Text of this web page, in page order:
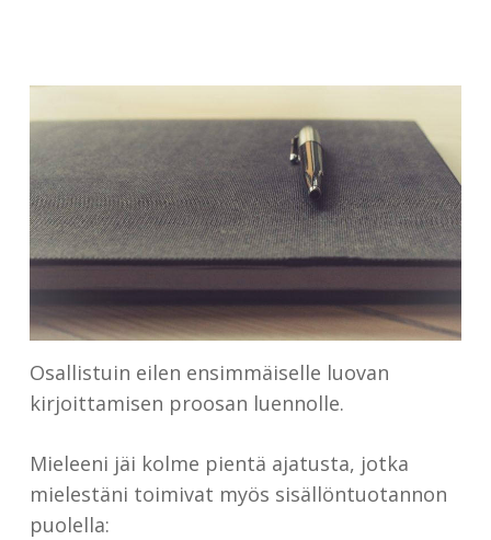
Osallistuin eilen ensimmäiselle luovan
kirjoittamisen proosan luennolle.
Mieleeni jäi kolme pientä ajatusta, jotka
mielestäni toimivat myös sisällöntuotannon
puolella: